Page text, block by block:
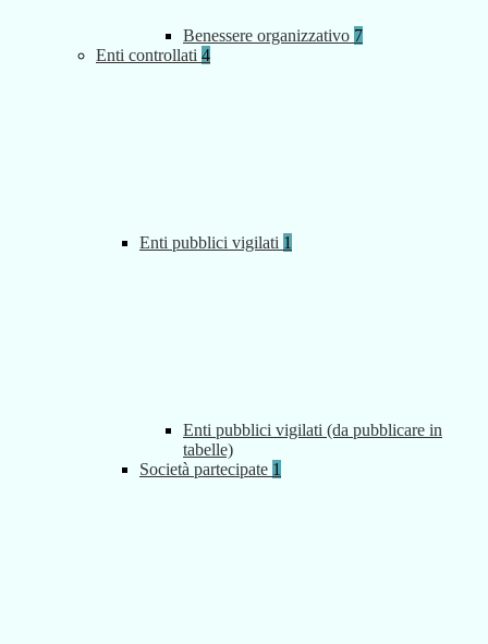
Benessere organizzativo 7
Enti controllati 4
Enti pubblici vigilati 1
Enti pubblici vigilati (da pubblicare in
tabelle)
Società partecipate 1